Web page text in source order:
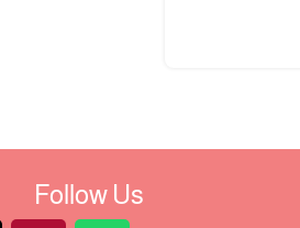
Follow Us